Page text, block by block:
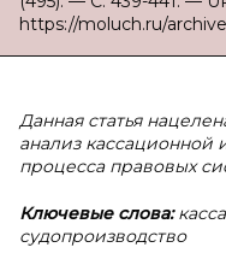
https://moluch.ru/
Данная статья
анализ кассационной
процесса правовых
Ключевые слова:
судопроизводство